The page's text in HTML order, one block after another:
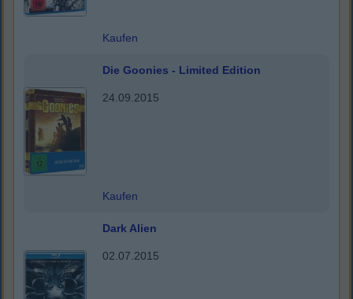
Kaufen
Die Goonies - Limited Edition
24.09.2015
Kaufen
Dark Alien
02.07.2015